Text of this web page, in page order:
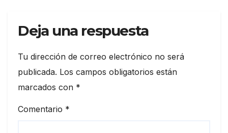
Deja una respuesta
Tu dirección de correo electrónico no será
publicada. Los campos obligatorios están
marcados con *
Comentario *